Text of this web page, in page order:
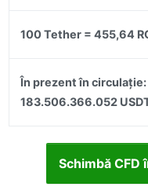
100 Tether = 455,64
În prezent în circulație:
183.506.366.052
Schimbă CFD